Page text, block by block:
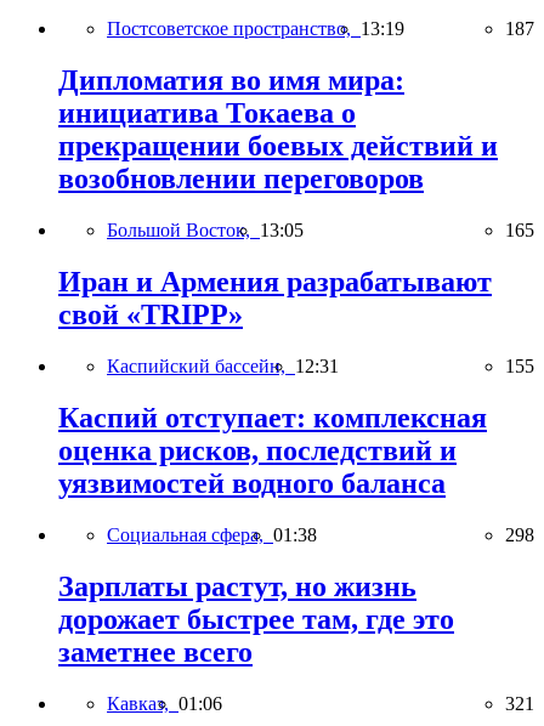
Постсоветское пространство, 13:19 187
Дипломатия во имя мира:
инициатива Токаева о
прекращении боевых действий и
возобновлении переговоров
Большой Восток, 13:05 165
Иран и Армения разрабатывают
свой «TRIPP»
Каспийский бассейн, 12:31 155
Каспий отступает: комплексная
оценка рисков, последствий и
уязвимостей водного баланса
Социальная сфера, 01:38 298
Зарплаты растут, но жизнь
дорожает быстрее там, где это
заметнее всего
Кавказ, 01:06 321